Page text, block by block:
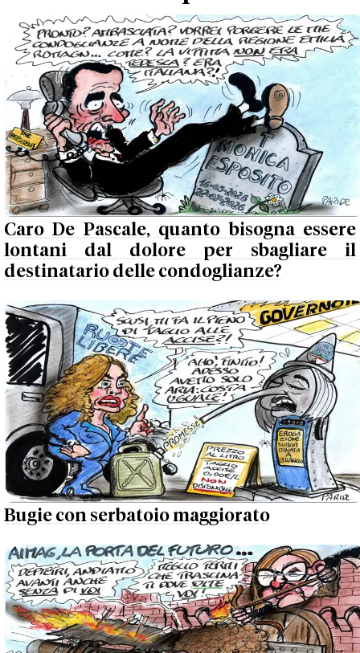
Caro De Pascale, quanto bisogna essere
lontani dal dolore per sbagliare il
destinatario delle condoglianze?
Bugie con serbatoio maggiorato